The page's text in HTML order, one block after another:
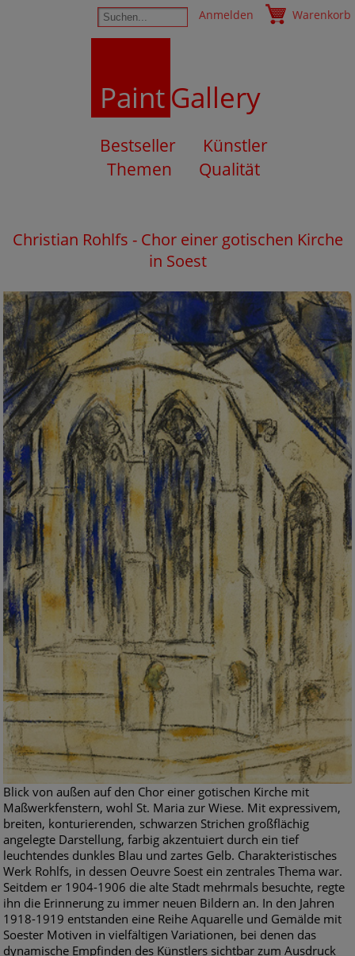
Anmelden Warenkorb
PaintGallery
Bestseller
Künstler
Themen
Qualität
Christian Rohlfs - Chor einer gotischen Kirche
in Soest
Blick von außen auf den Chor einer gotischen Kirche mit
Maßwerkfenstern, wohl St. Maria zur Wiese. Mit expressivem,
breiten, konturierenden, schwarzen Strichen großflächig
angelegte Darstellung, farbig akzentuiert durch ein tief
leuchtendes dunkles Blau und zartes Gelb. Charakteristisches
Werk Rohlfs, in dessen Oeuvre Soest ein zentrales Thema war.
Seitdem er 1904-1906 die alte Stadt mehrmals besuchte, regte
ihn die Erinnerung zu immer neuen Bildern an. In den Jahren
1918-1919 entstanden eine Reihe Aquarelle und Gemälde mit
Soester Motiven in vielfältigen Variationen, bei denen das
dynamische Empfinden des Künstlers sichtbar zum Ausdruck